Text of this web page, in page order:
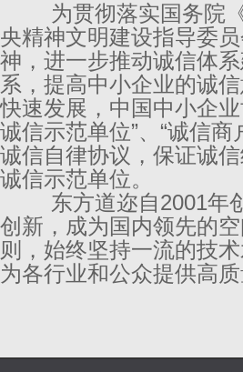
为贯彻落实国务院《
央精神文明建设指导委
神，进一步推动诚信体
系，提高中小企业的诚
快速发展，中国中小企
诚信示范单位”、“诚信
诚信自律协议，保证诚
诚信示范单位。
东方道迩自2001年创
创新，成为国内领先的
则，始终坚持一流的技
为各行业和公众提供高质